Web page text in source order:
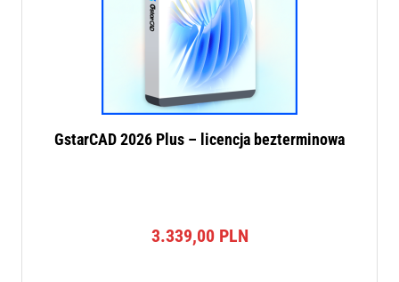
GstarCAD 2026 Plus – licencja bezterminowa
3.339,00 PLN